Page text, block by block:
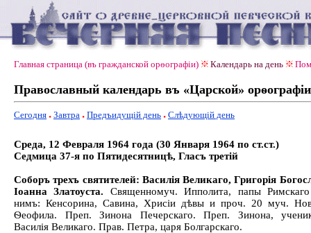
Главная страница (въ гражданской орѳографiи) Календарь на день
Православный календарь въ «Царской» орѳографiи
Сегодня Завтра Предъидущiй день Слѣдующiй день
Среда, 12 Февраля 1964 года (30 Января 1964 по ст.ст.)
Седмица 37-я по Пятидесятницѣ, Гласъ третiй
Соборъ трехъ святителей: Василія Великаго, Григорія
Іоанна Златоуста. Священномуч. Ипполита, папы
нимъ: Кенсорина, Савина, Хрисіи дѣвы и проч. 20 муч.
Ѳеофила. Преп. Зинона Печерскаго. Преп. Зинона,
Василія Великаго. Прав. Петра, царя Болгарскаго.